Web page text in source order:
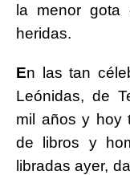
la menor gota
heridas.
En las tan
Leónidas, de
mil años y hoy
de libros y
libradas ayer,